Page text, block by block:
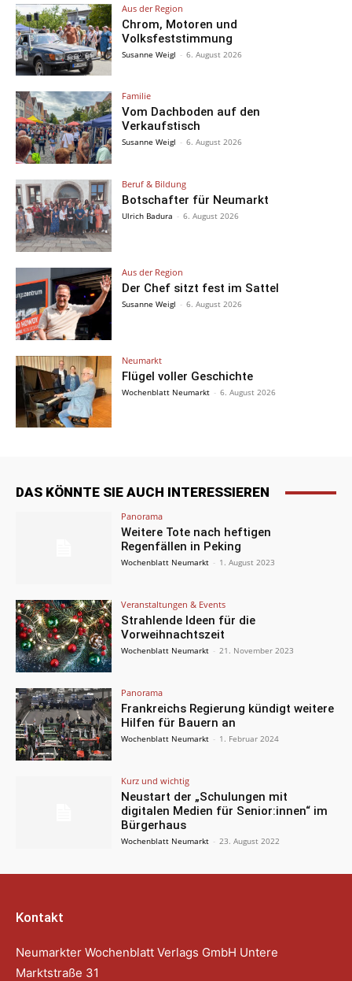
Aus der Region
Chrom, Motoren und
Volksfeststimmung
Susanne Weigl - 6. August 2026
Familie
Vom Dachboden auf den
Verkaufstisch
Susanne Weigl - 6. August 2026
Beruf & Bildung
Botschafter für Neumarkt
Ulrich Badura - 6. August 2026
Aus der Region
Der Chef sitzt fest im Sattel
Susanne Weigl - 6. August 2026
Neumarkt
Flügel voller Geschichte
Wochenblatt Neumarkt - 6. August 2026
DAS KÖNNTE SIE AUCH INTERESSIEREN
Panorama
Weitere Tote nach heftigen
Regenfällen in Peking
Wochenblatt Neumarkt - 1. August 2023
Veranstaltungen & Events
Strahlende Ideen für die
Vorweihnachtszeit
Wochenblatt Neumarkt - 21. November 2023
Panorama
Frankreichs Regierung kündigt weitere
Hilfen für Bauern an
Wochenblatt Neumarkt - 1. Februar 2024
Kurz und wichtig
Neustart der „Schulungen mit
digitalen Medien für Senior:innen“ im
Bürgerhaus
Wochenblatt Neumarkt - 23. August 2022
Kontakt
Neumarkter Wochenblatt Verlags GmbH Untere
Marktstraße 31